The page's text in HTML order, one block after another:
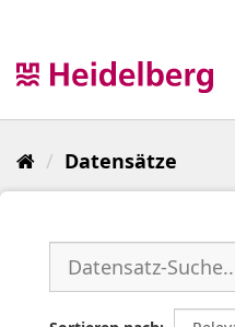
Datensätze